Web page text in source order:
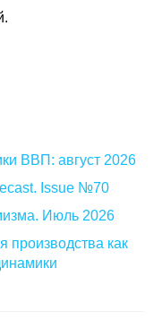
семинар
ВВП: август 2026
Issue №70
Июль 2026
производства как